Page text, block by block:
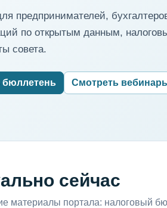
предпринимателей,
по открытым данным,
совета.
бюллетень Смотреть
сейчас
материалы портала: налоговый